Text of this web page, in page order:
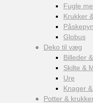
Fugle
Krukker
Globus
Deko til væg
Billeder
Skilte &
Ure
Knager
Potter &